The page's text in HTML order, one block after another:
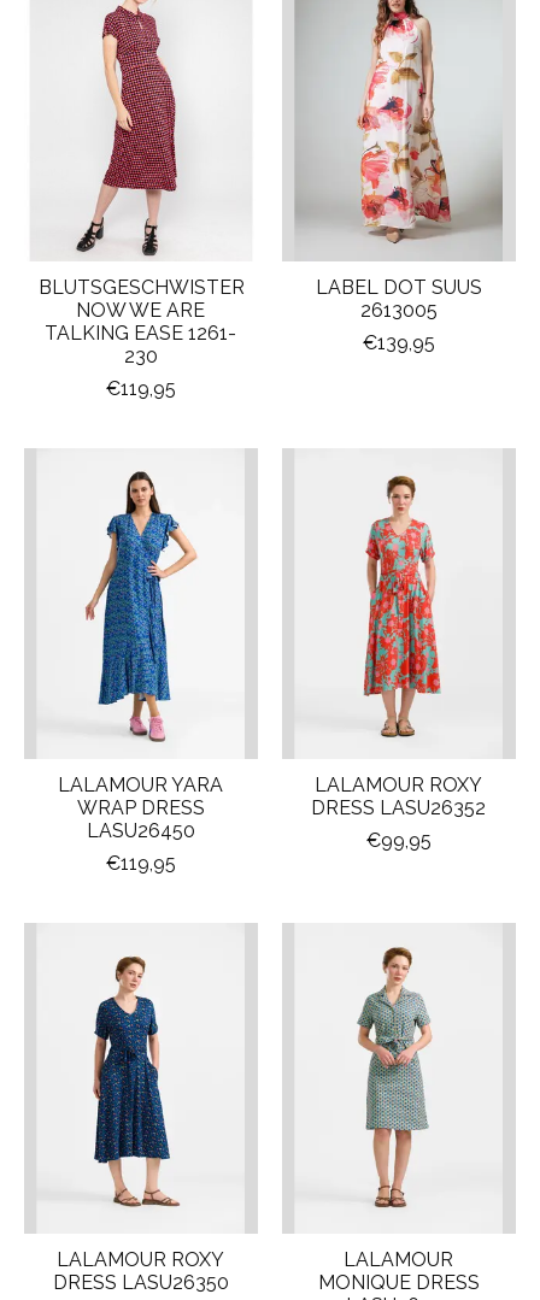
BLUTSGESCHWISTER
NOW WE ARE
TALKING EASE 1261-
230
€119,95
LABEL DOT SUUS
2613005
€139,95
LALAMOUR YARA
WRAP DRESS
LASU26450
€119,95
LALAMOUR ROXY
DRESS LASU26352
€99,95
LALAMOUR ROXY
DRESS LASU26350
LALAMOUR
MONIQUE DRESS